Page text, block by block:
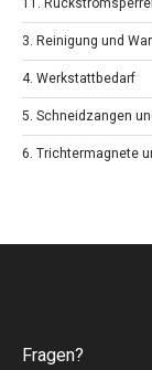
3. Reinigung und
4. Werkstattbedarf
5. Schneidzangen
6. Trichtermagnete
Fragen?